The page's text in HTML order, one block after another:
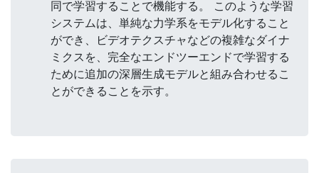
同で学習することで機能する。 このような学習
システムは、単純な力学系をモデル化すること
ができ、ビデオテクスチャなどの複雑なダイナ
ミクスを、完全なエンドツーエンドで学習する
ために追加の深層生成モデルと組み合わせるこ
とができることを示す。